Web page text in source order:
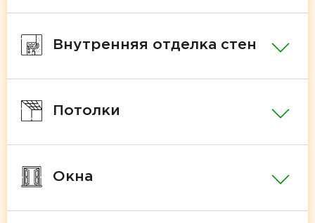
Внутренняя отделка стен
Потолки
Окна